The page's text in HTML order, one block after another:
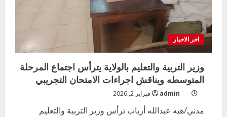
اخر الاخبار
وزير التربية والتعليم بالولاية يترأس اجتماع المرحلة
المتوسطه ويناقش اجراءات الامتحان التجريبي
admin فبراير 2, 2026
مدني/هبه عبدالله أرباب ترأس وزير التربية والتعليم